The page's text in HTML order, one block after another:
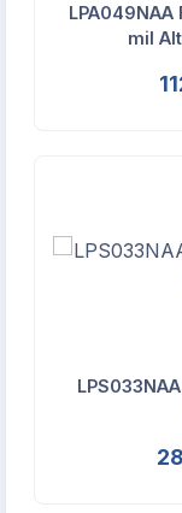
mil